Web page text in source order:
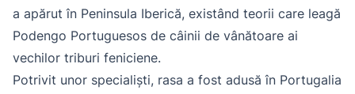
a apărut în Peninsula Iberică, existând teorii care leagă
Podengo Portuguesos de câinii de vânătoare ai
vechilor triburi feniciene.
Potrivit unor specialiști, rasa a fost adusă în Portugalia